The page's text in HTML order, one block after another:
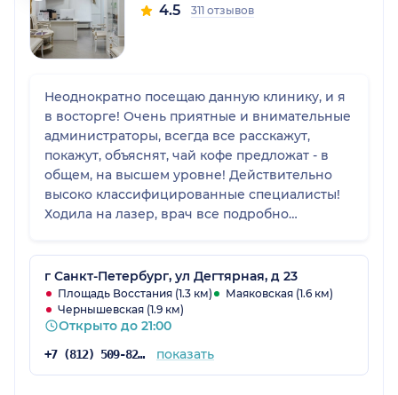
4.5 311 отзывов
Неоднократно посещаю данную клинику, и я
в восторге! Очень приятные и внимательные
администраторы, всегда все расскажут,
покажут, объяснят, чай кофе предложат - в
общем, на высшем уровне! Действительно
высоко классифицированные специалисты!
Ходила на лазер, врач все подробно
очень внимательно и качественно! К
посещению однозначно рекомендую! ❤️
г Санкт-Петербург, ул Дегтярная, д 23
Площадь Восстания (1.3 км)
Маяковская (1.6 км)
Чернышевская (1.9 км)
Открыто до 21:00
+7 (812) 509-82-04 показать